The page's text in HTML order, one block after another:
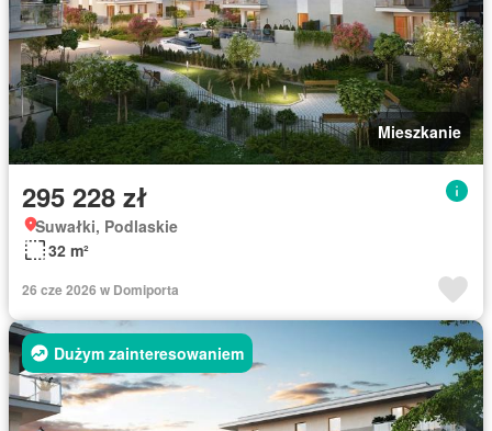
Mieszkanie
295 228 zł
Suwałki, Podlaskie
32 m²
26 cze 2026 w Domiporta
Dużym zainteresowaniem